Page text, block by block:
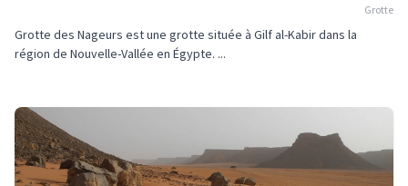
Grotte
Grotte des Nageurs est une grotte située à Gilf al-Kabir dans la
région de Nouvelle-Vallée en Égypte. ...